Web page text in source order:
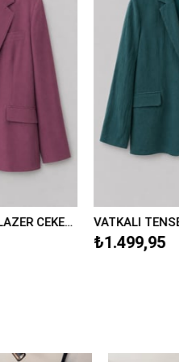
BELDEN OTURMALI BLAZER CEKET/2336 RENKLİ